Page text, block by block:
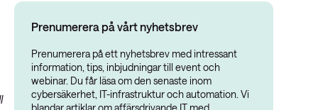
Prenumerera på vårt nyhetsbrev
Prenumerera på ett nyhetsbrev med intressant
information, tips, inbjudningar till event och
webinar. Du får läsa om den senaste inom
cybersäkerhet, IT-infrastruktur och automation. Vi
blandar artiklar om affärsdrivande IT med